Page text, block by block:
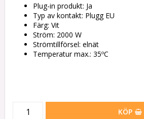
Plug-in produkt: Ja
Typ av kontakt: Plugg EU
Färg: Vit
Ström: 2000 W
Strömtillförsel: elnät
Temperatur max.: 35ºC
KÖP